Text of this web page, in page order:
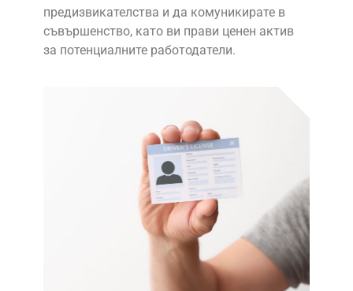
предизвикателства и да комуникирате в
съвършенство, като ви прави ценен актив
за потенциалните работодатели.